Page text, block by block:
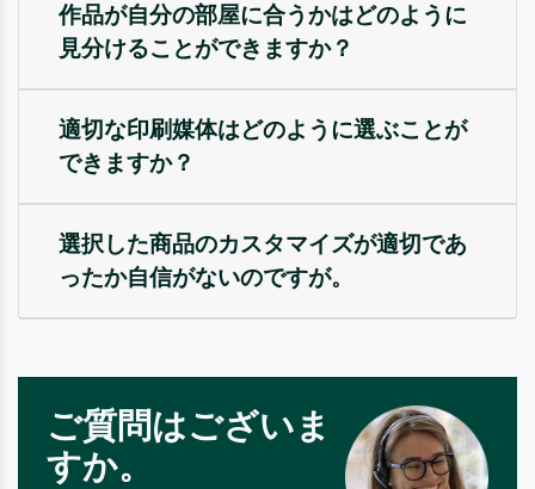
作品が自分の部屋に合うかはどのように
見分けることができますか？
適切な印刷媒体はどのように選ぶことが
できますか？
選択した商品のカスタマイズが適切であ
ったか自信がないのですが。
ご質問はございま
すか。